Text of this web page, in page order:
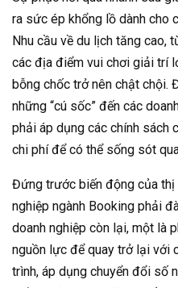
ra sức ép khổng lồ dành cho
Nhu cầu về du lịch tăng cao,
các địa điểm vui chơi giải trí
bỗng chốc trở nên chật chội.
những “cú sốc” đến các
phải áp dụng các chính sách
chi phí để có thể sống sót
Đứng trước biến động của
nghiệp ngành Booking phải
doanh nghiệp còn lại, một là
nguồn lực để quay trở lại với
trình, áp dụng chuyển đổi số